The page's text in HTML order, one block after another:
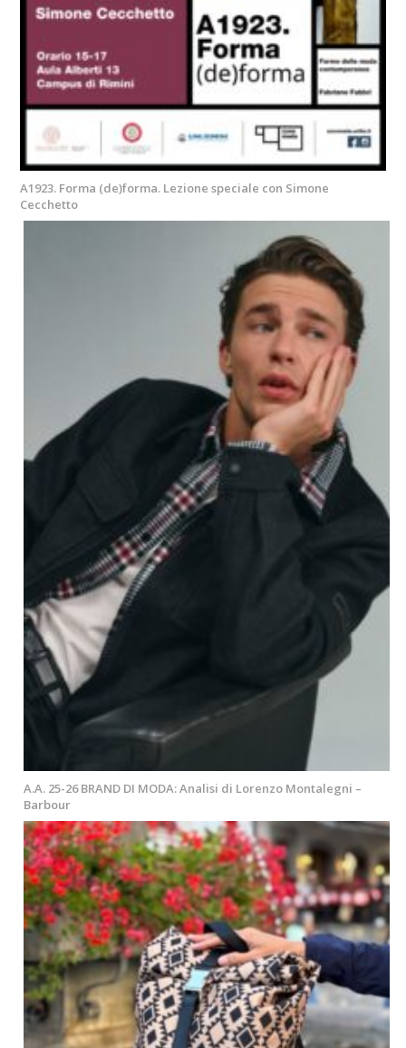
A1923. Forma (de)forma. Lezione speciale con Simone
Cecchetto
A.A. 25-26 BRAND DI MODA: Analisi di Lorenzo Montalegni –
Barbour